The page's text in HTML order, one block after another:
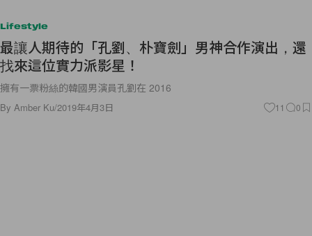
Lifestyle
最讓人期待的「孔劉、朴寶劍」男神合作演出，還
找來這位實力派影星！
擁有一票粉絲的韓國男演員孔劉在 2016
By Amber Ku/2019年4月3日 11 0